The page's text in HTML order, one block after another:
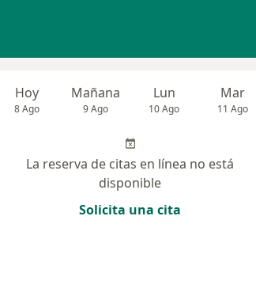
Hoy
8 Ago
Mañana
9 Ago
Lun
10 Ago
Mar
11 Ago
La reserva de citas en línea no está
disponible
Solicita una cita